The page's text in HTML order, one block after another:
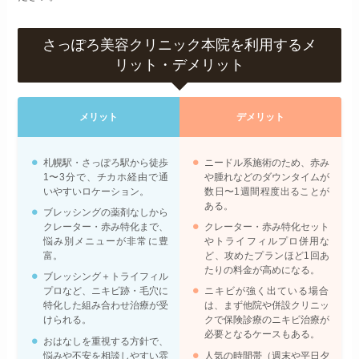
さっぽろ美容クリニック本院を利用するメ
リット・デメリット
メリット デメリット
札幌駅・さっぽろ駅から徒歩
1〜3分で、チカホ経由で通
いやすいロケーション。
ブレッシングの薬剤なしから
クレーター・赤み特化まで、
悩み別メニューが非常に豊
富。
ブレッシング＋トライフィル
プロなど、ニキビ跡・毛穴に
特化した組み合わせ治療が受
けられる。
おはなしを重視する方針で、
悩みや不安を相談しやすい雰
ニードル系施術のため、赤み
や腫れなどのダウンタイムが
数日〜1週間程度出ることが
ある。
クレーター・赤み特化セット
やトライフィルプロ併用な
ど、攻めたプランほど1回あ
たりの料金が高めになる。
ニキビが強く出ている場合
は、まず他院や併設クリニッ
クで保険診療のニキビ治療が
必要となるケースもある。
人気の時間帯（週末や平日夕